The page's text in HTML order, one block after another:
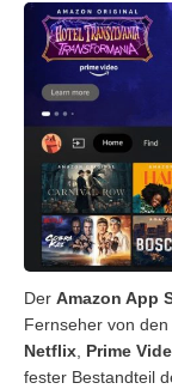
Der Amazon App
Fernseher von
Netflix, Prime
fester Bestandteil